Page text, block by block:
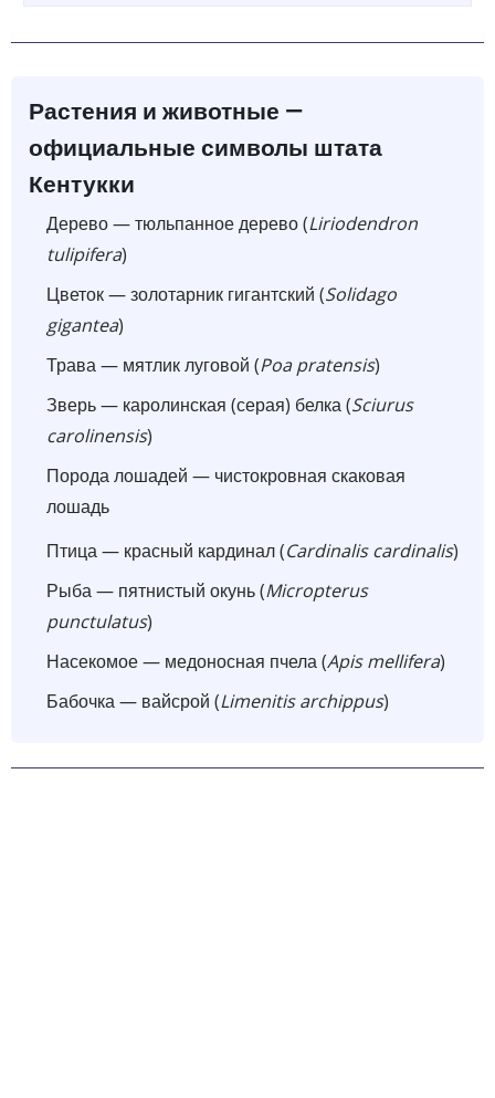
Растения и животные —
официальные символы штата
Кентукки
Дерево — тюльпанное дерево (Liriodendron
tulipifera)
Цветок — золотарник гигантский (Solidago
gigantea)
Трава — мятлик луговой (Poa pratensis)
Зверь — каролинская (серая) белка (Sciurus
carolinensis)
Порода лошадей — чистокровная скаковая
лошадь
Птица — красный кардинал (Cardinalis cardinalis)
Рыба — пятнистый окунь (Micropterus
punctulatus)
Насекомое — медоносная пчела (Apis mellifera)
Бабочка — вайсрой (Limenitis archippus)